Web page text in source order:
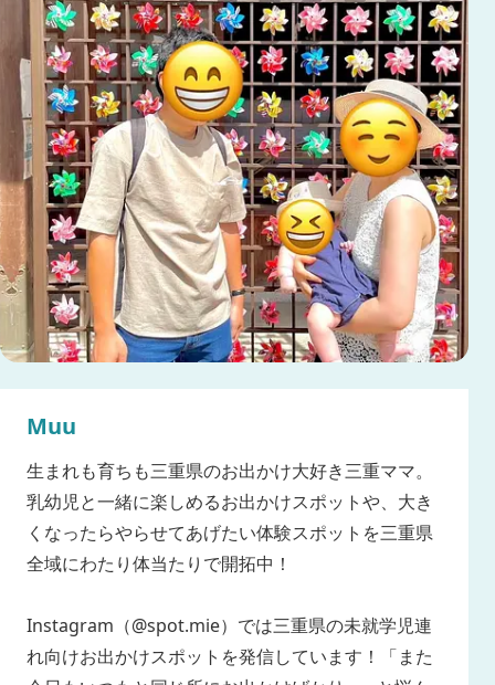
Muu
生まれも育ちも三重県のお出かけ大好き三重ママ。
乳幼児と一緒に楽しめるお出かけスポットや、大き
くなったらやらせてあげたい体験スポットを三重県
全域にわたり体当たりで開拓中！
Instagram（@spot.mie）では三重県の未就学児連
れ向けお出かけスポットを発信しています！「また